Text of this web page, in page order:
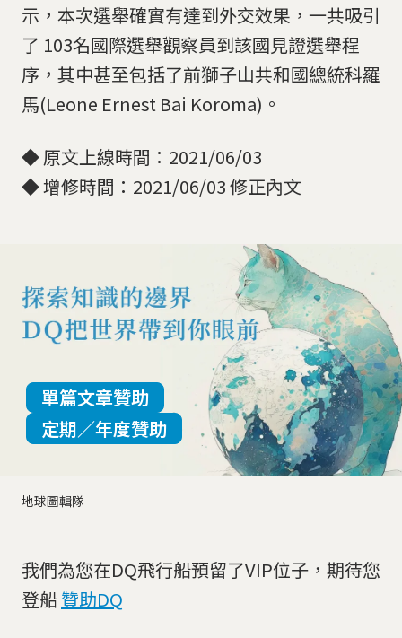
示，本次選舉確實有達到外交效果，一共吸引
了 103名國際選舉觀察員到該國見證選舉程
序，其中甚至包括了前獅子山共和國總統科羅
馬(Leone Ernest Bai Koroma)。
◆ 原文上線時間：2021/06/03
◆ 增修時間：2021/06/03 修正內文
地球圖輯隊
單篇文章贊助
定期／年度贊助
我們為您在DQ飛行船預留了VIP位子，期待您
登船贊助DQ